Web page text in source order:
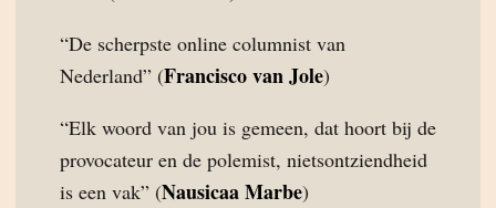
“De scherpste online columnist van
Nederland” (Francisco van Jole)
“Elk woord van jou is gemeen, dat hoort bij de
provocateur en de polemist, nietsontziendheid
is een vak” (Nausicaa Marbe)